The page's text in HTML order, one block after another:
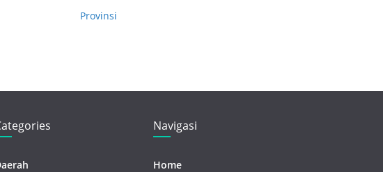
Provinsi
Navigasi
Home